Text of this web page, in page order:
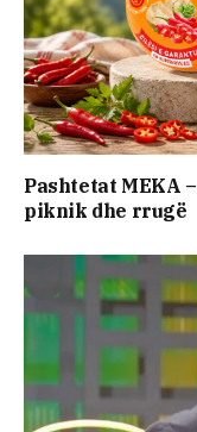
Pashtetat MEKA
piknik dhe rrugë